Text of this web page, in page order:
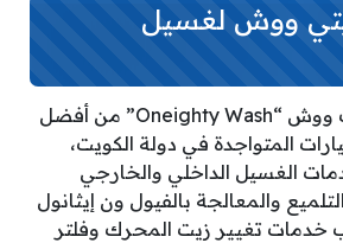
ووش لغسيل
تُعد محطة ون يايت ووش “Oneighty Wash” من أفضل
المتواجدة في دولة الكويت،
الغسيل الداخلي والخارجي
والمعالجة بالفيول ون إيثانول
خدمات تغيير زيت المحرك وفلتر